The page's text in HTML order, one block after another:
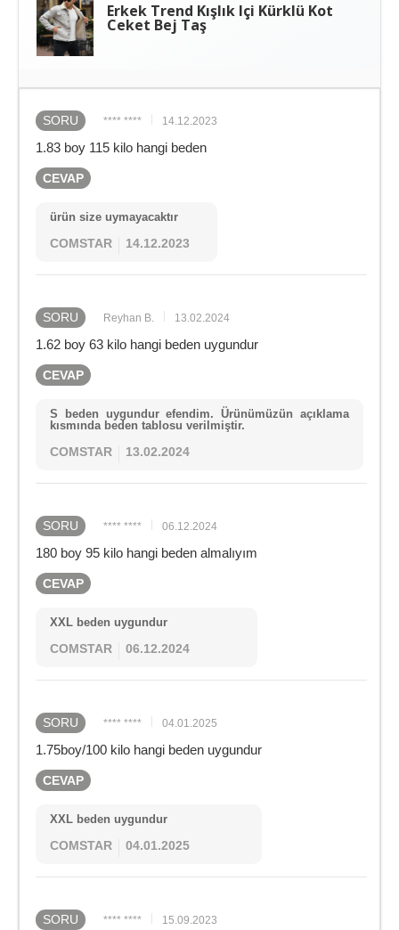
Erkek Trend Kışlık Içi Kürklü Kot
Ceket Bej Taş
SORU **** **** 14.12.2023
1.83 boy 115 kilo hangi beden
CEVAP
ürün size uymayacaktır
COMSTAR 14.12.2023
SORU Reyhan B. 13.02.2024
1.62 boy 63 kilo hangi beden uygundur
CEVAP
S beden uygundur efendim. Ürünümüzün açıklama
kısmında beden tablosu verilmiştir.
COMSTAR 13.02.2024
SORU **** **** 06.12.2024
180 boy 95 kilo hangi beden almalıyım
CEVAP
XXL beden uygundur
COMSTAR 06.12.2024
SORU **** **** 04.01.2025
1.75boy/100 kilo hangi beden uygundur
CEVAP
XXL beden uygundur
COMSTAR 04.01.2025
SORU **** **** 15.09.2023